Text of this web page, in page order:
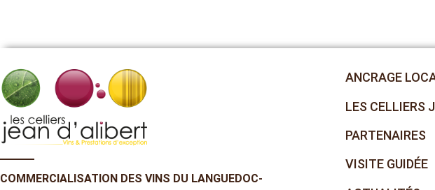
COMMERCIALISATION DES VINS DU LANGUEDOC-
ANCRAGE
LES CELLIERS
PARTENAIRES
VISITE GUIDÉE